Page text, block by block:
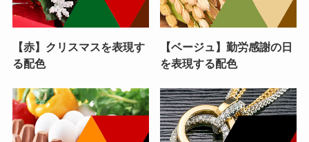
【赤】クリスマスを表現す
る配色
【ベージュ】勤労感謝の日
を表現する配色